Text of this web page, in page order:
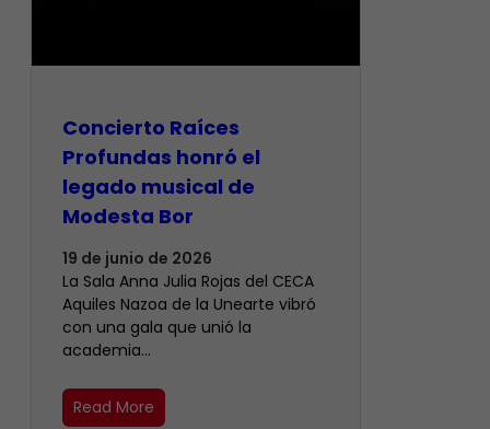
​Concierto Raíces
Profundas honró el
legado musical de
Modesta Bor
19 de junio de 2026
La Sala Anna Julia Rojas del CECA
Aquiles Nazoa de la Unearte vibró
con una gala que unió la
academia…
Read More